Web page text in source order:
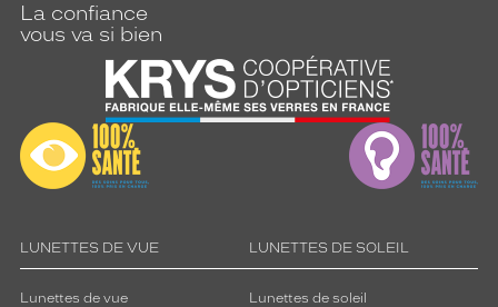
La confiance
vous va si bien
LUNETTES DE VUE
Lunettes de vue
LUNETTES DE SOLEIL
Lunettes de soleil